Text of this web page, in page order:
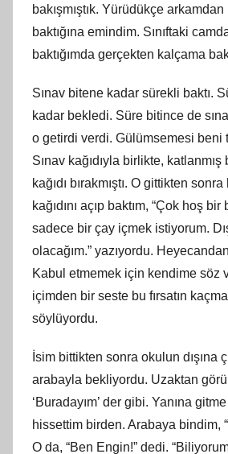
bakışmıştık. Yürüdükçe
baktığına emindim. Sınıftaki
baktığımda gerçekten kalçama
Sınav bitene kadar sürekli baktı.
kadar bekledi. Süre bitince de
o getirdi verdi. Gülümsemesi beni
Sınav kağıdıyla birlikte,
kağıdı bırakmıştı. O gittikten
kağıdını açıp baktım, “Çok hoş
sadece bir çay içmek istiyorum.
olacağım.” yazıyordu.
Kabul etmemek için kendime söz
içimden bir seste bu fırsatın
söylüyordu.
İsim bittikten sonra okulun dışına
arabayla bekliyordu. Uzaktan
‘Buradayım’ der gibi. Yanına
hissettim birden. Arabaya bindim,
O da, “Ben Engin!” dedi.